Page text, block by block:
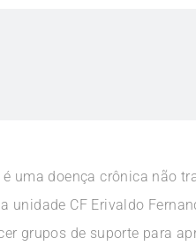
é uma doença crônica não
unidade CF Erivaldo
grupos de suporte para